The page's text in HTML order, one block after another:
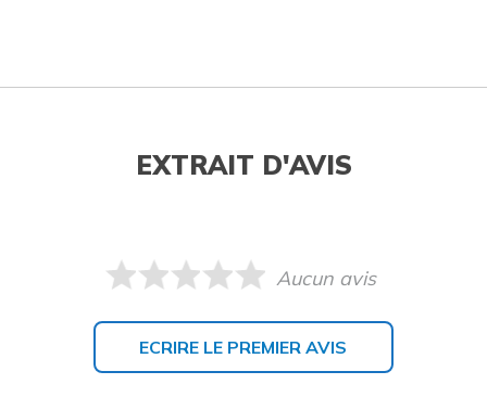
EXTRAIT D'AVIS
Aucun avis
ECRIRE LE PREMIER AVIS